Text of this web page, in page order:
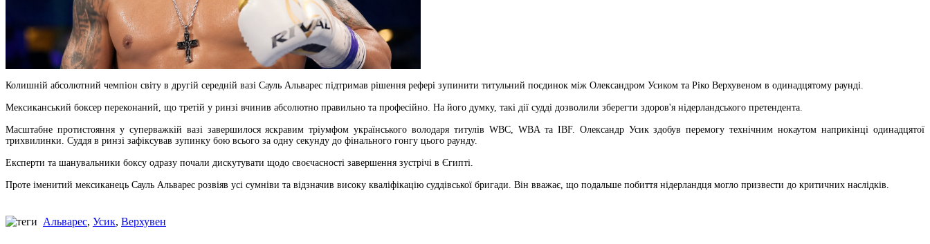
Колишній абсолютний чемпіон світу в другій середній вазі Сауль Альварес підтримав рішення рефері зупинити титульний поєдинок між Олександром Усиком та Ріко Верхувеном в одинадцятому раунді.
Мексиканський боксер переконаний, що третій у ринзі вчинив абсолютно правильно та професійно. На його думку, такі дії судді дозволили зберегти здоров'я нідерландського претендента.
Масштабне протистояння у суперважкій вазі завершилося яскравим тріумфом українського володаря титулів WBC, WBA та IBF. Олександр Усик здобув перемогу технічним нокаутом наприкінці одинадцятої
трихвилинки. Суддя в ринзі зафіксував зупинку бою всього за одну секунду до фінального гонгу цього раунду.
Експерти та шанувальники боксу одразу почали дискутувати щодо своєчасності завершення зустрічі в Єгипті.
Проте іменитий мексиканець Сауль Альварес розвіяв усі сумніви та відзначив високу кваліфікацію суддівської бригади. Він вважає, що подальше побиття нідерландця могло призвести до критичних наслідків.
Альварес, Усик, Верхувен